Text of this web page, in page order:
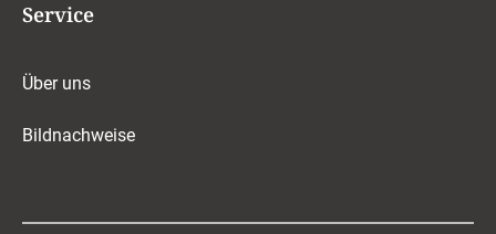
Service
Über uns
Bildnachweise